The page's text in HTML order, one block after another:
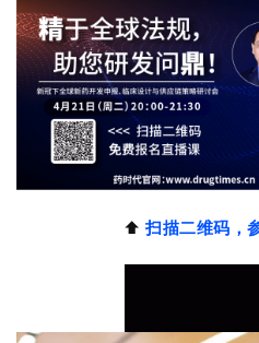
⬆️扫描二维码，